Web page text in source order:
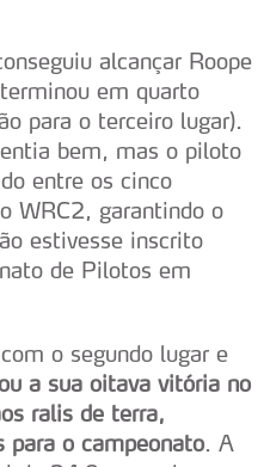
alcançar Roope
em quarto
para o terceiro lugar).
bem, mas o piloto
entre os cinco
WRC2, garantindo o
estivesse inscrito
de Pilotos em
o segundo lugar e
a sua oitava vitória no
ralis de terra,
para o campeonato. A